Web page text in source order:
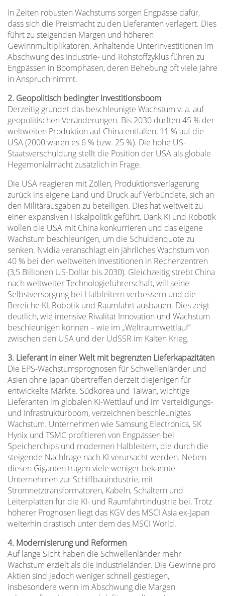
In Zeiten robusten Wachstums sorgen Engpässe dafür,
dass sich die Preismacht zu den Lieferanten verlagert. Dies
führt zu steigenden Margen und höheren
Gewinnmultiplikatoren. Anhaltende Unterinvestitionen im
Abschwung des Industrie- und Rohstoffzyklus führen zu
Engpässen in Boomphasen, deren Behebung oft viele Jahre
in Anspruch nimmt.
2. Geopolitisch bedingter Investitionsboom
Derzeitig gründet das beschleunigte Wachstum v. a. auf
geopolitischen Veränderungen. Bis 2030 dürften 45 % der
weltweiten Produktion auf China entfallen, 11 % auf die
USA (2000 waren es 6 % bzw. 25 %). Die hohe US-
Staatsverschuldung stellt die Position der USA als globale
Hegemonialmacht zusätzlich in Frage.
Die USA reagieren mit Zöllen, Produktionsverlagerung
zurück ins eigene Land und Druck auf Verbündete, sich an
den Militärausgaben zu beteiligen. Dies hat weltweit zu
einer expansiven Fiskalpolitik geführt. Dank KI und Robotik
wollen die USA mit China konkurrieren und das eigene
Wachstum beschleunigen, um die Schuldenquote zu
senken. Nvidia veranschlagt ein jährliches Wachstum von
40 % bei den weltweiten Investitionen in Rechenzentren
(3,5 Billionen US-Dollar bis 2030). Gleichzeitig strebt China
nach weltweiter Technologieführerschaft, will seine
Selbstversorgung bei Halbleitern verbessern und die
Bereiche KI, Robotik und Raumfahrt ausbauen. Dies zeigt
deutlich, wie intensive Rivalität Innovation und Wachstum
beschleunigen können – wie im „Weltraumwettlauf“
zwischen den USA und der UdSSR im Kalten Krieg.
3. Lieferant in einer Welt mit begrenzten Lieferkapazitäten
Die EPS-Wachstumsprognosen für Schwellenländer und
Asien ohne Japan übertreffen derzeit diejenigen für
entwickelte Märkte. Südkorea und Taiwan, wichtige
Lieferanten im globalen KI-Wettlauf und im Verteidigungs-
und Infrastrukturboom, verzeichnen beschleunigtes
Wachstum. Unternehmen wie Samsung Electronics, SK
Hynix und TSMC profitieren von Engpässen bei
Speicherchips und modernen Halbleitern, die durch die
steigende Nachfrage nach KI verursacht werden. Neben
diesen Giganten tragen viele weniger bekannte
Unternehmen zur Schiffbauindustrie, mit
Stromnetztransformatoren, Kabeln, Schaltern und
Leiterplatten für die KI- und Raumfahrtindustrie bei. Trotz
höherer Prognosen liegt das KGV des MSCI Asia ex-Japan
weiterhin drastisch unter dem des MSCI World.
4. Modernisierung und Reformen
Auf lange Sicht haben die Schwellenländer mehr
Wachstum erzielt als die Industrieländer. Die Gewinne pro
Aktien sind jedoch weniger schnell gestiegen,
insbesondere wenn im Abschwung die Margen